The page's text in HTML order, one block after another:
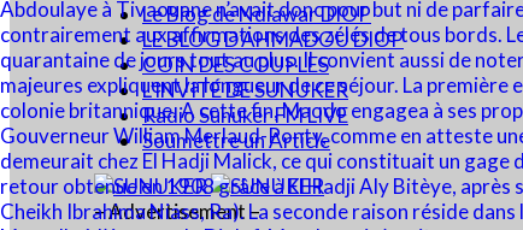
Le Blog de Ndiawar DIOP
LE BLOG D’AHMADOU DIOP
COIN DES COUPLES
L’INVITÉ DE SUNUKER
Radio Sunuker FM LIVE
Soumettre un Article
– Advertisement –